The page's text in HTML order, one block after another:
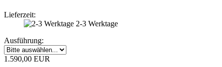
Lieferzeit:
2-3 Werktage
Ausführung:
1.590,00 EUR